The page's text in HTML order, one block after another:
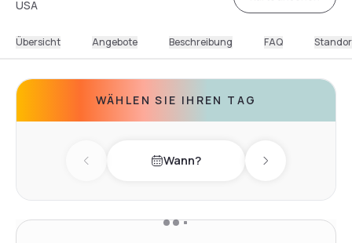
USA
Übersicht Angebote Beschreibung FAQ
WÄHLEN SIE IHREN TAG
Previous day Wann? Next day